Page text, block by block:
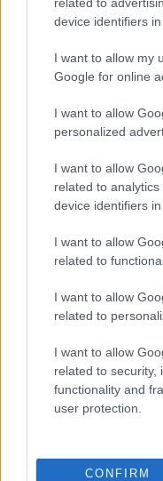
device identifiers in
I want to allow my
Google for online
I want to allow
personalized
I want to allow
related to
device identifiers in
I want to allow
related to
I want to allow
related to
I want to allow
related to security,
functionality and
user protection.
CONFIRM
Επιστρέφοντας
ενημερώθηκε
μόλις 26,50 ευρώ,
σφαγιαστεί και
πελάτες. Οι
θέωρησαν πως
μόνος λόγος για
τιμωρηθούν